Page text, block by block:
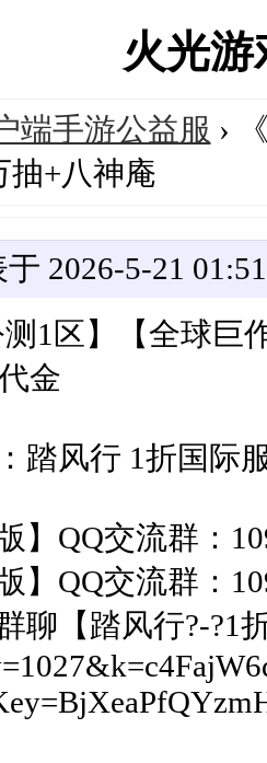
火光
端手游公益服 ›
抽+八神庵
2026-5-21
测1区】【全球
金
踏风行 1折国际
】QQ交流群：
】QQ交流群：
聊【踏风行?-?1